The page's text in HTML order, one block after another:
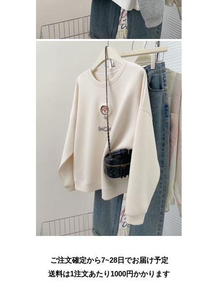
ご注文確定から7~28日でお届け予定
送料は1注文あたり 1000円かかります